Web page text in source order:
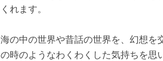
くれます。
海の中の世界や昔話の世界を、幻想
の時のようなわくわくした気持ちを思